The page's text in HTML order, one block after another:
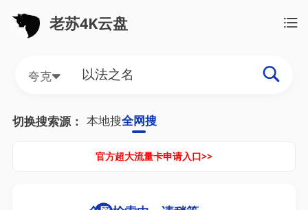
老苏4K云盘
夸克
切换搜索源： 本地搜全网搜
官方超大流量卡申请入口>>